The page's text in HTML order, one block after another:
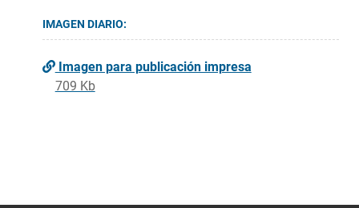
IMAGEN DIARIO:
Imagen para publicación impresa
709 Kb